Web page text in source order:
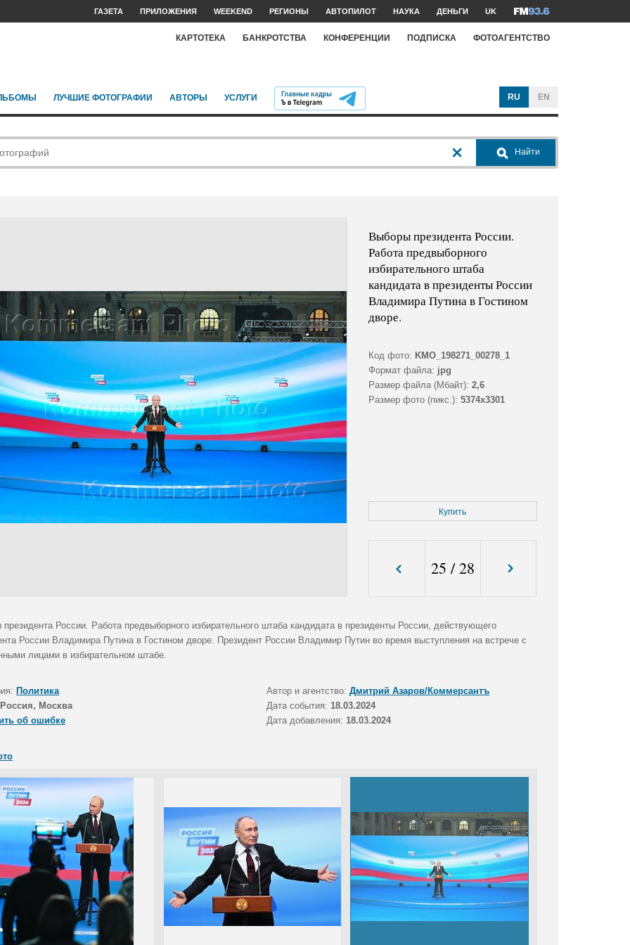
ГАЗЕТА ПРИЛОЖЕНИЯ WEEKEND РЕГИОНЫ АВТОПИЛОТ НАУКА ДЕНЬГИ UK
КАРТОТЕКА БАНКРОТСТВА КОНФЕРЕНЦИИ ПОДПИСКА ФОТОАГЕНТСТВО
ЛУЧШИЕ ФОТОГРАФИИ АВТОРЫ УСЛУГИ RU EN
Найти
Выборы президента России.
Работа предвыборного
избирательного штаба
кандидата в президенты России
Владимира Путина в Гостином
дворе.
Код фото: KMO_198271_00278_1
Формат файла: jpg
Размер файла (Мбайт): 2,6
Размер фото (пикс.): 5374x3301
Купить
25 /28
России. Работа предвыборного избирательного штаба кандидата в президенты России, действующего
России Владимира Путина в Гостином дворе. Президент России Владимир Путин во время выступления на встрече с
лицами в избирательном штабе.
Политика Автор и агентство: Дмитрий Азаров/Коммерсантъ
Россия, Москва Дата события: 18.03.2024
об ошибке
Дата добавления: 18.03.2024